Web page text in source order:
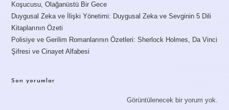
Koşucusu, Olağanüstü Bir Gece
Duygusal Zeka ve İlişki Yönetimi: Duygusal Zeka ve Sevginin 5 Dili
Kitaplarının Özeti
Polisiye ve Gerilim Romanlarının Özetleri: Sherlock Holmes, Da Vinci
Şifresi ve Cinayet Alfabesi
Son yorumlar
Görüntülenecek bir yorum yok.